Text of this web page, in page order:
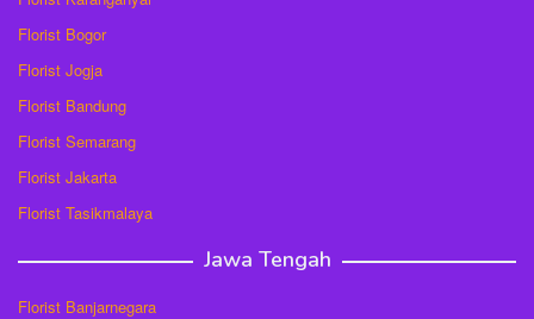
Florist Bogor
Florist Jogja
Florist Bandung
Florist Semarang
Florist Jakarta
Florist Tasikmalaya
Jawa Tengah
Florist Banjarnegara